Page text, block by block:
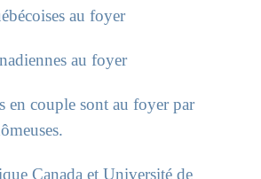
au foyer
au foyer
en couple sont au foyer par
Canada et Université de